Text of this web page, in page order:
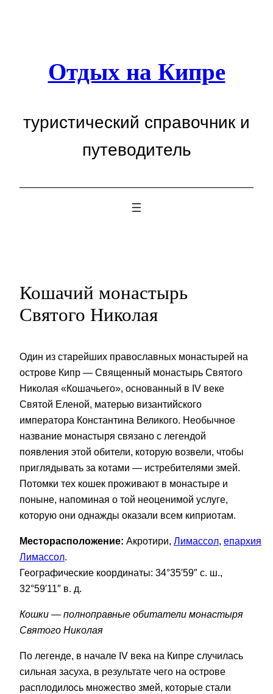
Отдых на Кипре
туристический справочник и
путеводитель
Кошачий монастырь
Святого Николая
Один из старейших православных монастырей на
острове Кипр — Священный монастырь Святого
Николая «Кошачьего», основанный в IV веке
Святой Еленой, матерью византийского
императора Константина Великого. Необычное
название монастыря связано с легендой
появления этой обители, которую возвели, чтобы
приглядывать за котами — истребителями змей.
Потомки тех кошек проживают в монастыре и
поныне, напоминая о той неоценимой услуге,
которую они однажды оказали всем киприотам.
Месторасположение: Акротири, Лимассол, епархия
Лимассол.
Географические координаты: 34°35′59″ с. ш.,
32°59′11″ в. д.
Кошки — полноправные обитатели монастыря
Святого Николая
По легенде, в начале IV века на Кипре случилась
сильная засуха, в результате чего на острове
расплодилось множество змей, которые стали